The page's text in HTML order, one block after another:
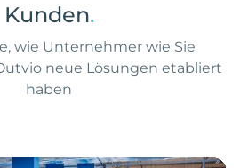
Kunden.
wie Unternehmer wie Sie
neue Lösungen etabliert
haben